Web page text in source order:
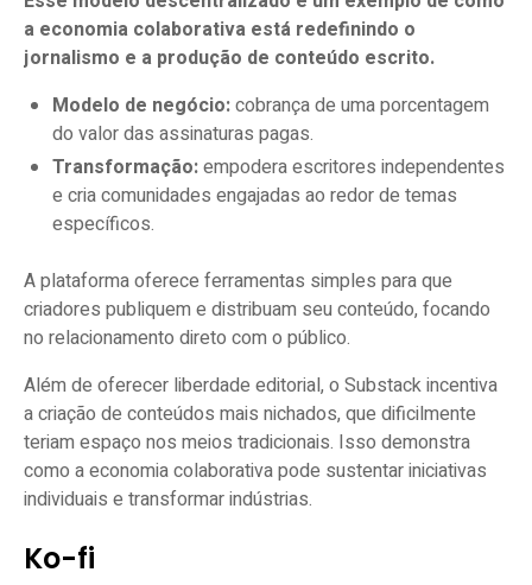
a economia colaborativa está redefinindo o
jornalismo e a produção de conteúdo escrito.
Modelo de negócio:cobrança de uma porcentagem
do valor das assinaturas pagas.
Transformação:empodera escritores independentes
e cria comunidades engajadas ao redor de temas
específicos.
A plataforma oferece ferramentas simples para que
criadores publiquem e distribuam seu conteúdo, focando
no relacionamento direto com o público.
Além de oferecer liberdade editorial, o Substack incentiva
a criação de conteúdos mais nichados, que dificilmente
teriam espaço nos meios tradicionais. Isso demonstra
como a economia colaborativa pode sustentar iniciativas
individuais e transformar indústrias.
Ko-fi